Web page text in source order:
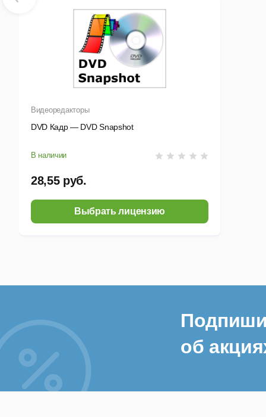
Видеоредакторы
DVD Кадр — DVD Snapshot
В наличии
28,55 руб.
Выбрать лицензию
об